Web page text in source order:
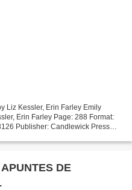
Liz Kessler, Erin Farley Emily
Erin Farley Page: 288 Format:
Publisher: Candlewick Press
DE